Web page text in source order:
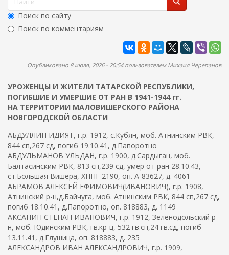
о
р
и
с
к
а
Поиск по сайту
Поиск по комментариям
Опубликовано 8 июля, 2026 - 20:54 пользователем Михаил Черепанов
УРОЖЕНЦЫ И ЖИТЕЛИ ТАТАРСКОЙ РЕСПУБЛИКИ,
ПОГИБШИЕ И УМЕРШИЕ ОТ РАН В 1941-1944 гг.
НА ТЕРРИТОРИИ МАЛОВИШЕРСКОГО РАЙОНА
НОВГОРОДСКОЙ ОБЛАСТИ
АБДУЛЛИН ИДИЯТ, г.р. 1912, с.Кубян, моб. Атнинским РВК,
844 сп,267 сд, погиб 19.10.41, д.Папоротно
АБДУЛЬМАНОВ УЛЬДАН, г.р. 1900, д.Сардыган, моб.
Балтасинским РВК, 813 сп,239 сд, умер от ран 28.10.43,
ст.Большая Вишера, ХППГ 2190, оп. А-83627, д. 4061
АБРАМОВ АЛЕКСЕЙ ЕФИМОВИЧ(ИВАНОВИЧ), г.р. 1908,
Атнинский р-н,д.Байчуга, моб. Атнинским РВК, 844 сп,267 сд,
погиб 18.10.41, д.Папоротно, оп. 818883, д. 1149
АКСАНИН СТЕПАН ИВАНОВИЧ, г.р. 1912, Зеленодольский р-
н, моб. Юдинским РВК, гв.кр-ц, 532 гв.сп,24 гв.сд, погиб
13.11.41, д.Глушица, оп. 818883, д. 235
АЛЕКСАНДРОВ ИВАН АЛЕКСАНДРОВИЧ, г.р. 1909,